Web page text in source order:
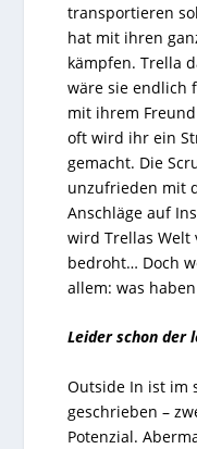
transportieren
hat mit ihren
kämpfen. Trella
wäre sie endlich
mit ihrem
oft wird ihr ein
gemacht. Die
unzufrieden mit
Anschläge auf
wird Trellas Welt
bedroht… Doch
allem: was
Leider schon der
Outside In ist im
geschrieben –
Potenzial.